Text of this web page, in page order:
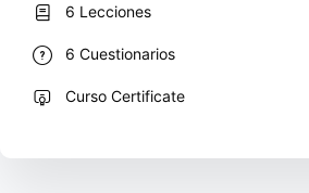
6 Lecciones
6 Cuestionarios
Curso Certificate